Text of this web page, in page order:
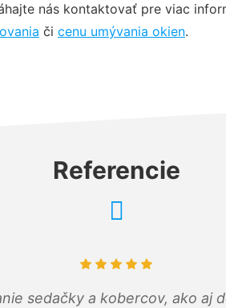
nás kontaktovať pre viac
či cenu umývania okien.
Referencie
sedačky a kobercov, ako aj